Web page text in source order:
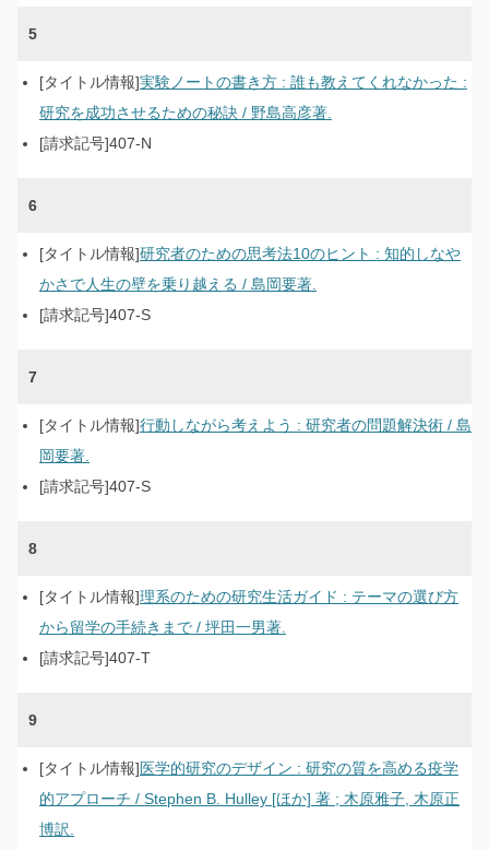
5
実験ノートの書き方 : 誰も教えてくれなかった :
研究を成功させるための秘訣 / 野島高彦著.
407-N
6
研究者のための思考法10のヒント : 知的しなや
かさで人生の壁を乗り越える / 島岡要著.
407-S
7
行動しながら考えよう : 研究者の問題解決術 / 島
岡要著.
407-S
8
理系のための研究生活ガイド : テーマの選び方
から留学の手続きまで / 坪田一男著.
407-T
9
医学的研究のデザイン : 研究の質を高める疫学
的アプローチ / Stephen B. Hulley [ほか] 著 ; 木原雅子, 木原正
博訳.